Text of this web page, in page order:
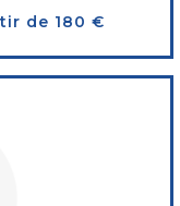
de 180 €